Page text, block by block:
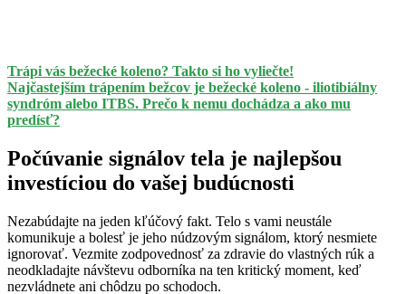
Trápi vás bežecké koleno? Takto si ho vyliečte!
Najčastejším trápením bežcov je bežecké koleno - iliotibiálny
syndróm alebo ITBS. Prečo k nemu dochádza a ako mu
predísť?
Počúvanie signálov tela je najlepšou
investíciou do vašej budúcnosti
Nezabúdajte na jeden kľúčový fakt. Telo s vami neustále
komunikuje a bolesť je jeho núdzovým signálom, ktorý nesmiete
ignorovať. Vezmite zodpovednosť za zdravie do vlastných rúk a
neodkladajte návštevu odborníka na ten kritický moment, keď
nezvládnete ani chôdzu po schodoch.